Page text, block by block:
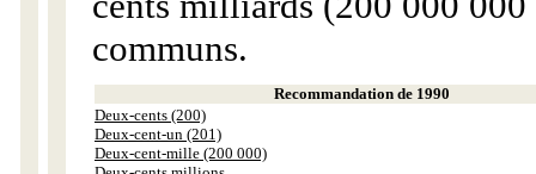
communs.
Recommandation de 1990
Deux-cents (200)
Deux-cent-un (201)
Deux-cent-mille (200 000)